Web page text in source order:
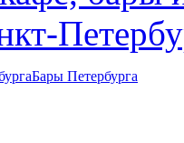
Бары Петербурга